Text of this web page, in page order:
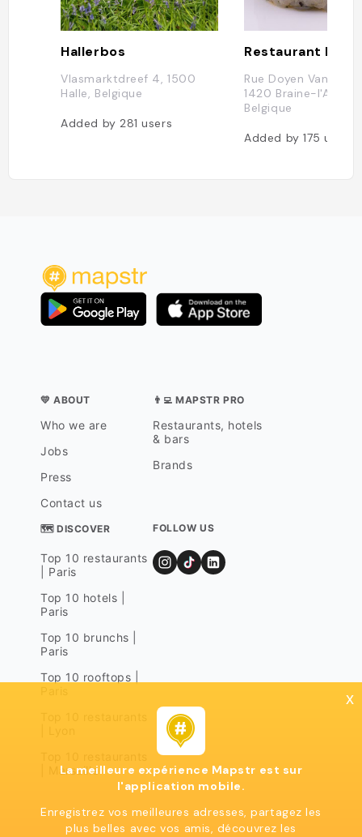
Hallerbos
Vlasmarktdreef 4, 1500
Halle, Belgique
Added by 281users
Rue Doyen Van Belle
1420 Braine-l'Alleud,
Belgique
Added by175users
💛 ABOUT
Who we are
Jobs
Press
Contact us
👨‍💻 MAPSTR PRO
Restaurants, hotels
& bars
Brands
🗺 DISCOVER
Top 10 restaurants
| Paris
Top 10 hotels |
Paris
Top 10 brunchs |
Paris
Top 10 rooftops |
| Marseille
FOLLOW US
x
La meilleure expérience Mapstr est sur
l'application mobile.
Enregistrez vos meilleures adresses, partagez les
plus belles avec vos amis, découvrez les